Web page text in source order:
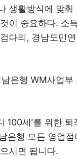
생활방식에 맞춰
이 중요하다. 소
다리, 경남도민
은행 WM사업부
100세'를 위한 퇴
은행 모든 영업
시면 됩니다.